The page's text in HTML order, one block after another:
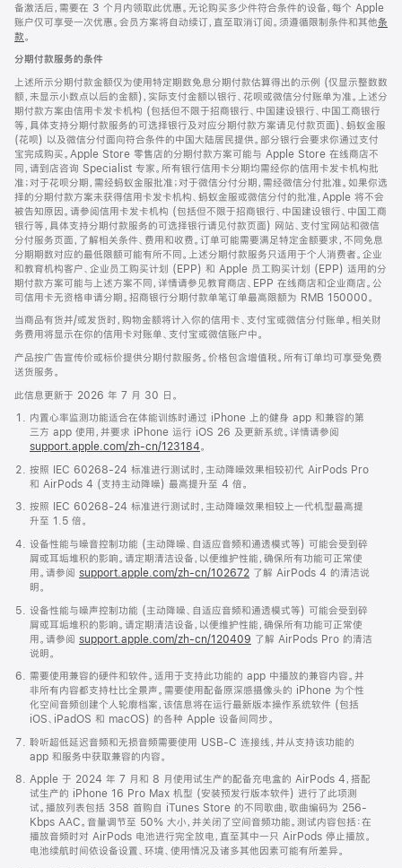
备激活后，需要在 3 个月内领取此优惠。无论购买多少件符合条件的设备，每个 Apple
账户仅可享受一次优惠。会员方案将自动续订，直至取消订阅。须遵循限制条件和其他条
款。
窗
口
中
打
开)
分期付款服务的条件
上述所示分期付款金额仅为使用特定期数免息分期付款估算得出的示例 (仅显示整数数
额，未显示小数点以后的金额)，实际支付金额以银行、花呗或微信分付账单为准。上述分
期付款方案由信用卡发卡机构 (包括但不限于招商银行、中国建设银行、中国工商银行
等，具体支持分期付款服务的可选择银行及对应分期付款方案请见付款页面)、蚂蚁金服
(花呗) 以及微信分付面向符合条件的中国大陆居民提供。部分银行会要求你通过支付
宝完成购买。Apple Store 零售店的分期付款方案可能与 Apple Store 在线商店不
同，请到店咨询 Specialist 专家。所有银行信用卡分期均需经你的信用卡发卡机构批
准；对于花呗分期，需经蚂蚁金服批准；对于微信分付分期，需经微信分付批准。如果你选
择的分期付款方案未获得信用卡发卡机构、蚂蚁金服或微信分付的批准，Apple 将不会
被告知原因。请参阅信用卡发卡机构 (包括但不限于招商银行、中国建设银行、中国工商
银行等，具体支持分期付款服务的可选择银行请见付款页面) 网站、支付宝网站和微信
分付服务页面，了解相关条件、费用和收费。订单可能需要满足特定金额要求，不同免息
分期期数对应的最低限额可能有所不同。上述分期付款服务只适用于个人消费者。企业
和教育机构客户、企业员工购买计划 (EPP) 和 Apple 员工购买计划 (EPP) 适用的分
期付款方案可能与上述方案不同，详情请参见教育商店、EPP 在线商店和企业商店。公
司信用卡无资格申请分期。招商银行分期付款单笔订单最高限额为 RMB 150000。
当商品有货并/或发货时，购物金额将计入你的信用卡、支付宝或微信分付账单。相关财
务费用将显示在你的信用卡对账单、支付宝或微信账户中。
产品按广告宣传价或标价提供分期付款服务。价格包含增值税。所有订单均可享受免费
送货服务。
此信息更新于 2026 年 7 月 30 日。
内置心率监测功能适合在体能训练时通过 iPhone 上的健身 app 和兼容的第
三方 app 使用，并要求 iPhone 运行 iOS 26 及更新系统。详情请参阅
support.apple.com/zh-cn/123184。
按照 IEC 60268-24 标准进行测试时，主动降噪效果相较初代 AirPods Pro
和 AirPods 4 (支持主动降噪) 最高提升至 4 倍。
按照 IEC 60268-24 标准进行测试时，主动降噪效果相较上一代机型最高提
升至 1.5 倍。
设备性能与噪音控制功能 (主动降噪、自适应音频和通透模式等) 可能会受到碎
屑或耳垢堆积的影响。请定期清洁设备，以便维护性能，确保所有功能可正常使
用。请参阅 support.apple.com/zh-cn/102672 了解 AirPods 4 的清洁说
明。
设备性能与噪声控制功能 (主动降噪、自适应音频和通透模式等) 可能会受到碎
屑或耳垢堆积的影响。请定期清洁设备，以便维护性能，确保所有功能可正常使
用。请参阅 support.apple.com/zh-cn/120409 了解 AirPods Pro 的清洁
说明。
需要使用兼容的硬件和软件。适用于支持此功能的 app 中播放的兼容内容。并
非所有内容都支持杜比全景声。需要使用配备原深感摄像头的 iPhone 为个性
化空间音频创建个人轮廓档案，该信息将在运行最新版本操作系统软件 (包括
iOS、iPadOS 和 macOS) 的各种 Apple 设备间同步。
聆听超低延迟音频和无损音频需要使用 USB-C 连接线，并从支持该功能的
app 和服务中获取兼容的内容。
Apple 于 2024 年 7 月和 8 月使用试生产的配备充电盒的 AirPods 4，搭配
试生产的 iPhone 16 Pro Max 机型 (安装预发行版本软件) 进行了此项测
试。播放列表包括 358 首购自 iTunes Store 的不同歌曲，歌曲编码为 256-
Kbps AAC。音量调节至 50% 大小，并关闭了空间音频功能。测试内容包括：在
播放音频时对 AirPods 电池进行完全放电，直至其中一只 AirPods 停止播放。
电池续航时间依设备设置、环境、使用情况及诸多其他因素可能有所差异。